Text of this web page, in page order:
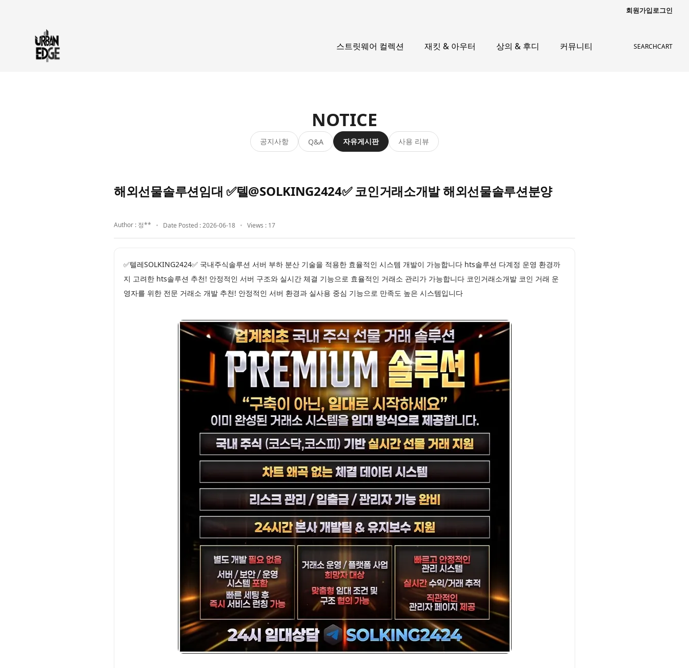
회원가입로그인
스트릿웨어 컬렉션 재킷 & 아우터 상의 & 후디 커뮤니티 SEARCHCART
NOTICE
공지사항 Q&A 자유게시판 사용 리뷰
해외선물솔루션임대 ✅텔@SOLKING2424✅ 코인거래소개발 해외선물솔루션분양
Author : 정** Date Posted : 2026-06-18 Views : 17
✅텔레SOLKING2424✅ 국내주식솔루션 서버 부하 분산 기술을 적용한 효율적인 시스템 개발이 가능합니다 hts솔루션 다계정 운영 환경까
지 고려한 hts솔루션 추천! 안정적인 서버 구조와 실시간 체결 기능으로 효율적인 거래소 관리가 가능합니다 코인거래소개발 코인 거래 운
영자를 위한 전문 거래소 개발 추천! 안정적인 서버 환경과 실사용 중심 기능으로 만족도 높은 시스템입니다